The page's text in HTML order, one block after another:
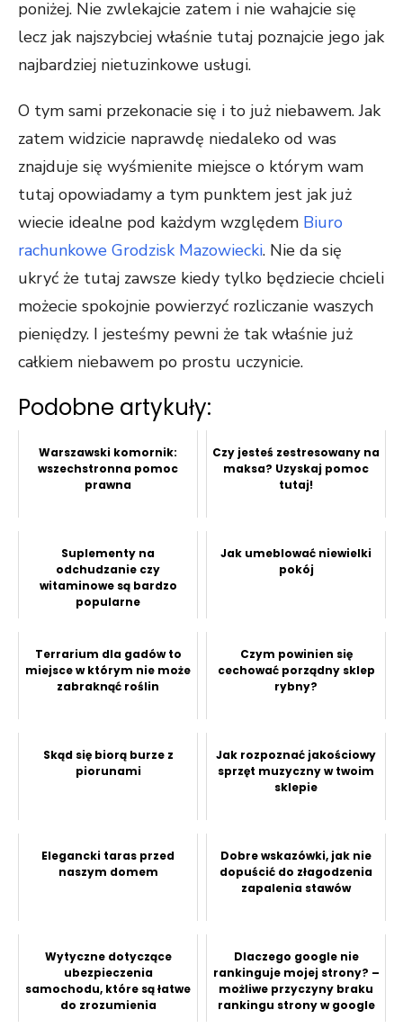
poniżej. Nie zwlekajcie zatem i nie wahajcie się
lecz jak najszybciej właśnie tutaj poznajcie jego jak
najbardziej nietuzinkowe usługi.
O tym sami przekonacie się i to już niebawem. Jak
zatem widzicie naprawdę niedaleko od was
znajduje się wyśmienite miejsce o którym wam
tutaj opowiadamy a tym punktem jest jak już
wiecie idealne pod każdym względem Biuro
rachunkowe Grodzisk Mazowiecki. Nie da się
ukryć że tutaj zawsze kiedy tylko będziecie chcieli
możecie spokojnie powierzyć rozliczanie waszych
pieniędzy. I jesteśmy pewni że tak właśnie już
całkiem niebawem po prostu uczynicie.
Podobne artykuły:
Warszawski komornik:
wszechstronna pomoc
prawna
Czy jesteś zestresowany na
maksa? Uzyskaj pomoc
tutaj!
Suplementy na
odchudzanie czy
witaminowe są bardzo
popularne
Jak umeblować niewielki
pokój
Terrarium dla gadów to
miejsce w którym nie może
zabraknąć roślin
Czym powinien się
cechować porządny sklep
rybny?
Skąd się biorą burze z
piorunami
Jak rozpoznać jakościowy
sprzęt muzyczny w twoim
sklepie
Elegancki taras przed
naszym domem
Dobre wskazówki, jak nie
dopuścić do złagodzenia
zapalenia stawów
Wytyczne dotyczące
ubezpieczenia
samochodu, które są łatwe
do zrozumienia
Dlaczego google nie
rankinguje mojej strony? –
możliwe przyczyny braku
rankingu strony w google